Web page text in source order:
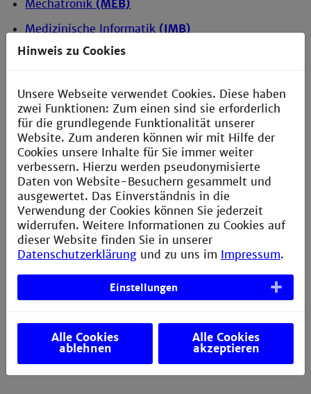
Mechatronik (MEB)
Medizinische Informatik(IMB)
Medizintechnik(MTB)
Soziale Arbeit(SB)
Soziale Arbeit plus
Technische Informatik(TIB)
Translation und Kommunikationstechnologien
Unternehmens- und Wirtschaftsinformatik
Verfahrenstechnik (VB)
Wirtschaftsingenieurwesen(WB)
Wirtschaftsingenieurwesen International(WBI)
Hinweis zu Cookies
Unsere Webseite verwendet Cookies. Diese haben
zwei Funktionen: Zum einen sind sie erforderlich
für die grundlegende Funktionalität unserer
Website. Zum anderen können wir mit Hilfe der
Cookies unsere Inhalte für Sie immer weiter
verbessern. Hierzu werden pseudonymisierte
Daten von Website-Besuchern gesammelt und
ausgewertet. Das Einverständnis in die
Verwendung der Cookies können Sie jederzeit
widerrufen. Weitere Informationen zu Cookies auf
dieser Website finden Sie in unserer
Datenschutzerklärung und zu uns im Impressum.
Einstellungen
Alle Cookies
ablehnen
Alle Cookies
akzeptieren